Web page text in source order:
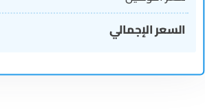
السعر الإجمالي